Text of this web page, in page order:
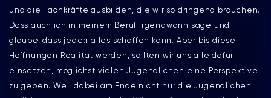
und die Fachkräfte ausbilden, die wir so dringend brauchen.
Dass auch ich in meinem Beruf irgendwann sage und
glaube, dass jede:r alles schaffen kann. Aber bis diese
Hoffnungen Realität werden, sollten wir uns alle dafür
einsetzen, möglichst vielen Jugendlichen eine Perspektive
zu geben. Weil dabei am Ende nicht nur die Jugendlichen